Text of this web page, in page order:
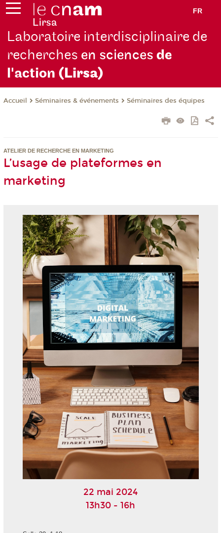
FR
Laboratoire interdisciplinaire de
recherches en sciencesde
l'action (Lirsa)
Accueil Séminaires & événements Séminaires des équipes
ATELIER DE RECHERCHE EN MARKETING
L’usage de plateformes en
marketing
22 mai 2024
13h30 - 16h